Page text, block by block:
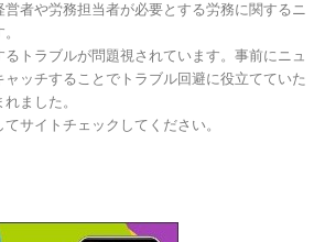
者や労務担当者が必要とする労務に関するニ
トラブルが問題視されています。事前にニュ
ッチすることでトラブル回避に役立てていた
ました。
サイトチェックしてください。